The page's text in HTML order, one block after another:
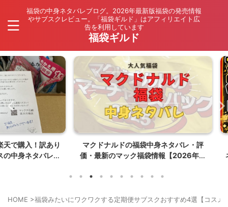
福袋の中身ネタバレブログ。2026年最新版福袋の発売情報
やサブスクレビュー。「福袋ギルド」はアフィリエイト広
告を利用しています
福袋ギルド
！訳あり
タバレ
マクドナルドの福袋中身ネタバレ・評
価・最新のマック福袋情報【2026年夏
【2026
ネタバレ
HOME >福袋みたいにワクワクする定期便サブスクおすすめ4選【コスメ